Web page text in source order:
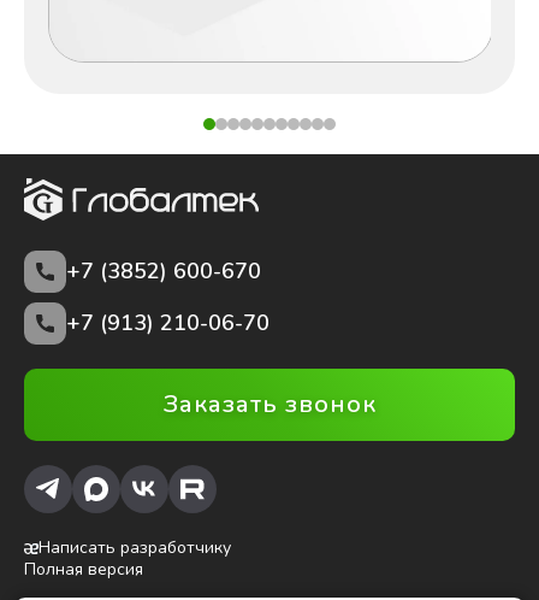
+7 (3852) 600-670
+7 (913) 210-06-70
Заказать звонок
Написать разработчику
Полная версия